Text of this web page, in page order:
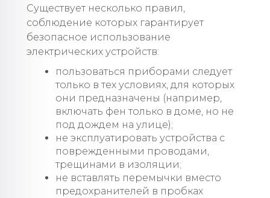
Существует несколько правил,
соблюдение которых гарантирует
безопасное использование
электрических устройств:
пользоваться приборами следует
только в тех условиях, для которых
они предназначены (например,
включать фен только в доме, но не
под дождем на улице);
не эксплуатировать устройства с
поврежденными проводами,
трещинами в изоляции;
не вставлять перемычки вместо
предохранителей в пробках